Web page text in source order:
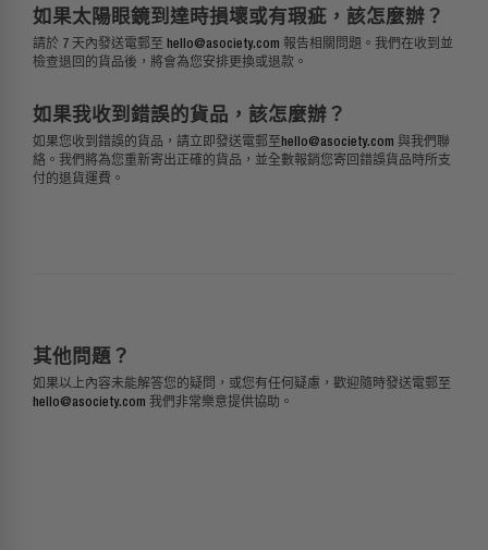
如果太陽眼鏡到達時損壞或有 瑕疵 ，該怎麼辦？
請於 7 天內發送電郵至 hello@asociety.com 報告相關問題 。我們在收到並
檢查退回的貨品後，將會為您安排更換或退款。
如果我收到錯誤的貨品，該怎麼辦？
如果您收到錯誤的 貨品，請立即發送電郵至 hello@asociety.com 與我們聯
絡。 我們將為您重新寄出正確的貨品，並全數報銷您寄回錯誤貨品時所支
付的退貨運費。
其他問題？
如果以上內容未能解答您的疑問，或您有任何疑慮， 歡迎隨時發送電郵至
hello@asociety.com 我們非常樂意提供協助。